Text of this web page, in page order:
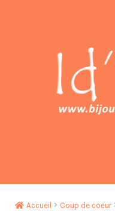
Accueil Coup de coeur